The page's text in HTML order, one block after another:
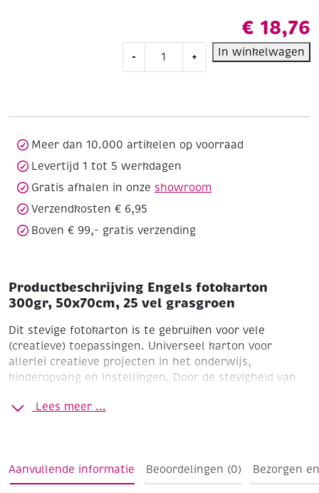
€ 18,76
-
fotokarton
grasgroen
+ In winkelwagen
Meer dan 10.000 artikelen op voorraad
Levertijd 1 tot 5 werkdagen
Gratis afhalen in onze showroom
Verzendkosten € 6,95
Boven € 99,- gratis verzending
Productbeschrijving Engels fotokarton
300gr, 50x70cm, 25 vel grasgroen
Dit stevige fotokarton is te gebruiken voor vele
(creatieve) toepassingen. Universeel karton voor
allerlei creatieve projecten in het onderwijs,
kinderopvang en instellingen. Door de stevigheid van
Ideal karton voor iedereen van die van sprankelend,
Lees meer ...
Aanvullende informatie Beoordelingen (0) Bezorgen